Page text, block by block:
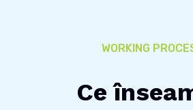
WORKING
Ce